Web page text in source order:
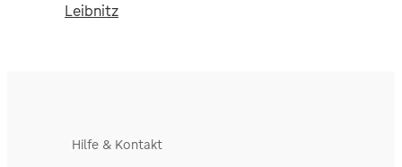
Leibnitz
Hilfe & Kontakt